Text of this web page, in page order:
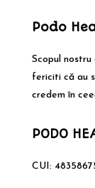
Podo
Scopul
fericiti că au
credem în
PODO
CUI: